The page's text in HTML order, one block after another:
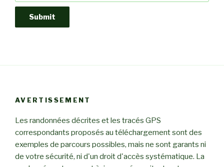
AVERTISSEMENT
Les randonnées décrites et les tracés GPS
correspondants proposés au téléchargement sont des
exemples de parcours possibles, mais ne sont garants ni
de votre sécurité, ni d'un droit d'accès systématique. La